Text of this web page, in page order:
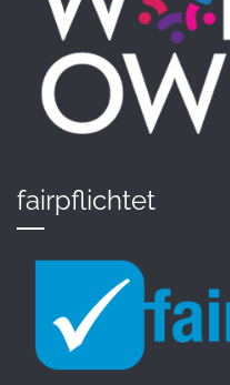
fairpflichtet